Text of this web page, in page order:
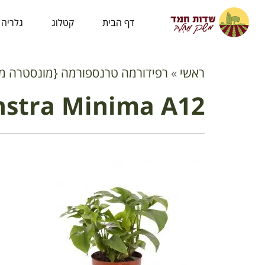
לתוכן
דף הבית קטלוג גלריה
ראשי » רפידורמה טרנספורמה {מונסטרה
Minima A12